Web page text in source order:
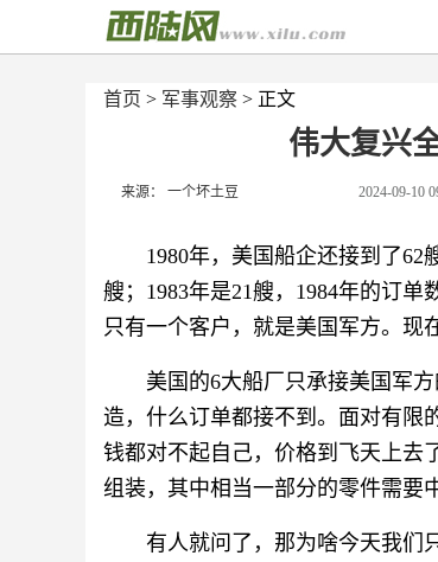
首页 > 军事观察 > 正文
伟大复兴
来源： 一个坏土豆 2024-09-10
1980年，美国船企还接到了62
艘；1983年是21艘，1984年的订单
只有一个客户，就是美国军方。现
美国的6大船厂只承接美国军
造，什么订单都接不到。面对有限
钱都对不起自己，价格到飞天上去
组装，其中相当一部分的零件需要
有人就问了，那为啥今天我们